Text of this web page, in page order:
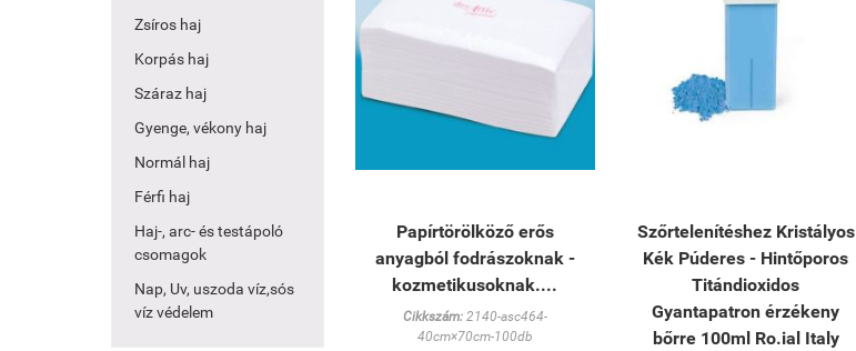
Zsíros haj
Korpás haj
Száraz haj
Gyenge, vékony haj
Normál haj
Férfi haj
Haj-, arc- és testápoló
csomagok
Nap, Uv, uszoda víz,sós
víz védelem
Papírtörölköző erős
anyagból fodrászoknak -
kozmetikusoknak....
Cikkszám:2140-asc464-
40cm×70cm-100db
Szőrtelenítéshez Kristályos
Kék Púderes - Hintőporos
Titándioxidos
Gyantapatron érzékeny
bőrre 100ml Ro.ial Italy